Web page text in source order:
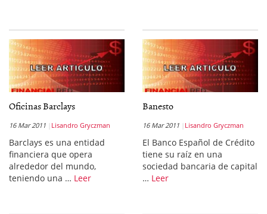
Oficinas Barclays
16 Mar 2011 Lisandro Gryczman
Barclays es una entidad
financiera que opera
alrededor del mundo,
teniendo una … Leer
Banesto
16 Mar 2011 Lisandro Gryczman
El Banco Español de Crédito
tiene su raíz en una
sociedad bancaria de capital
… Leer